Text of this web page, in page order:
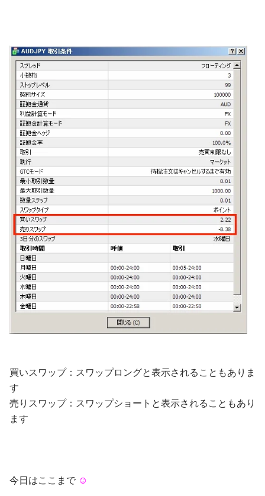
買いスワップ：スワップロングと表示されることもありま
す
売りスワップ：スワップショートと表示されることもあり
ます
今日はここまで ☺︎